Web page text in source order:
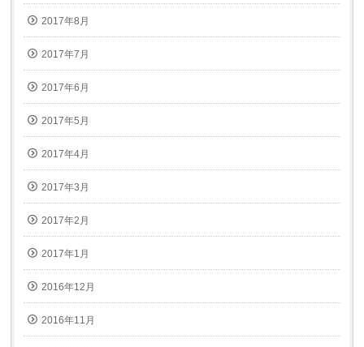
2017年8月
2017年7月
2017年6月
2017年5月
2017年4月
2017年3月
2017年2月
2017年1月
2016年12月
2016年11月